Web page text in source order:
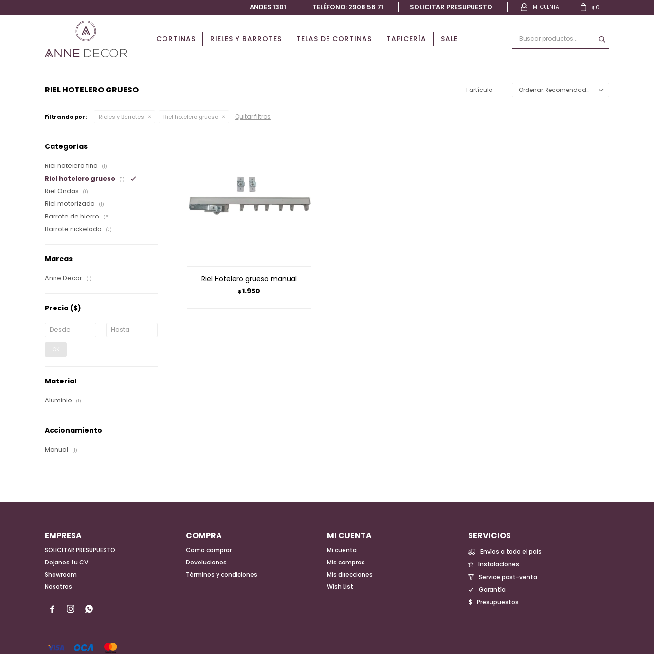
CORTINAS RIELES Y BARROTES TELAS DE CORTINAS TAPICERÍA SALE
$ 0
ANDES 1301 TELÉFONO: 2908 56 71 SOLICITAR PRESUPUESTO
RIEL HOTELERO GRUESO 1 artículo Recomendados
Filtrando por: Rieles y Barrotes Riel hotelero grueso Quitar filtros
Riel Hotelero grueso manual
$1.950
Categorías
Riel hotelero fino (1)
Riel hotelero grueso (1)
Riel Ondas (1)
Riel motorizado (1)
Barrote de hierro (5)
Barrote nickelado (2)
Marcas
Anne Decor (1)
Precio ($)
OK
Material
Aluminio (1)
Accionamiento
Manual (1)
EMPRESA
SOLICITAR PRESUPUESTO
Dejanos tu CV
Showroom
Nosotros
  
COMPRA
Como comprar
Devoluciones
Términos y condiciones
MI CUENTA
Mi cuenta
Mis compras
Mis direcciones
Wish List
SERVICIOS
Envíos a todo el país
Instalaciones
Service post-venta
Garantía
Presupuestos